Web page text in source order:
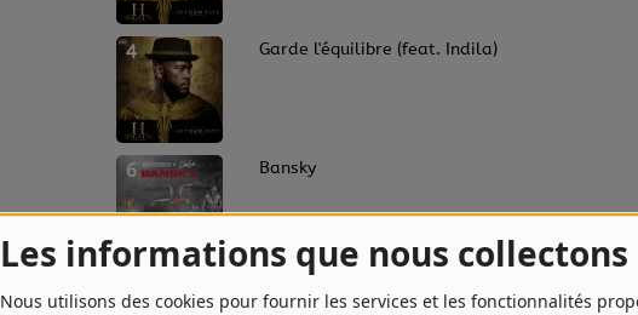
Les informations que nous collectons
Nous utilisons des cookies pour fournir les services et les fonctionnalités
4 Garde l'équilibre (feat. Indila)
6 Bansky
8